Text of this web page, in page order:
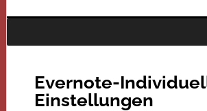
Evernote-
Einstellungen